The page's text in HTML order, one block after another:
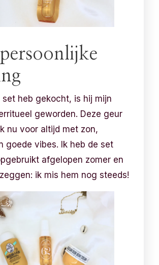
set heb gekocht, is hij mijn
geworden. Deze geur
nu voor altijd met zon,
goede vibes. Ik heb de set
afgelopen zomer en
ik mis hem nog steeds!